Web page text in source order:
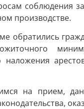
соблюдения
производстве.
обратились
наложения
на прием,